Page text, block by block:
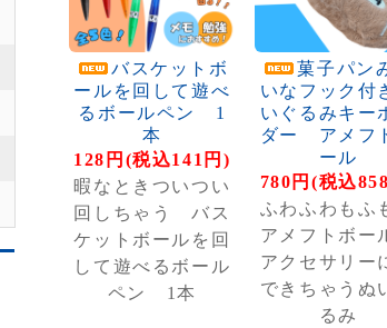
バスケットボ
ールを回して遊べ
るボールペン 1
本
128円(税込141円)
暇なときついつい
回しちゃう バス
ケットボールを回
して遊べるボール
ペン 1本
菓子パン
いなフック付
いぐるみキー
ダー アメフ
ール
780円(税込
ふわふわもふ
アメフトボ
アクセサリー
できちゃうぬ
るみ